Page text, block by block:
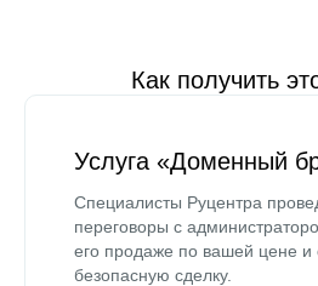
Как получить
Услуга «Доменный
Специалисты Руцентра
переговоры с
его продаже по вашей цене и
безопасную сделку.